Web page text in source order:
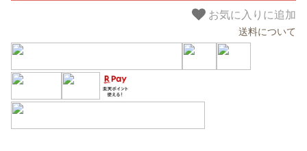
お気に入りに追加
送料について